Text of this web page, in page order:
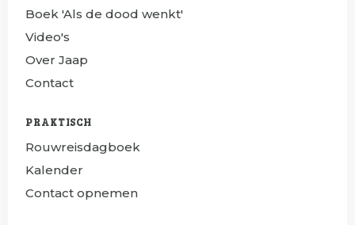
Boek 'Als de dood wenkt'
Video's
Over Jaap
Contact
PRAKTISCH
Rouwreisdagboek
Kalender
Contact opnemen